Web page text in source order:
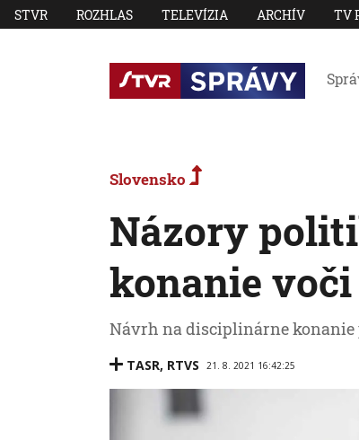
STVR ROZHLAS TELEVÍZIA ARCHÍV TV
Slovensko
Názory
konanie
Návrh na disciplinárne konanie
TASR, RTVS 21. 8. 2021 16:42:25